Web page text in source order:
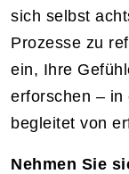
sich selbst
Prozesse zu
ein, Ihre
erforschen – in
begleitet von
Nehmen Sie